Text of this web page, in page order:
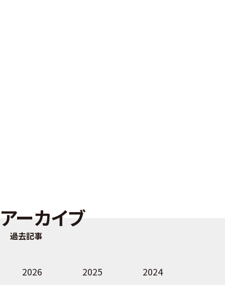
アーカイブ
過去記事
2026 2025
2024